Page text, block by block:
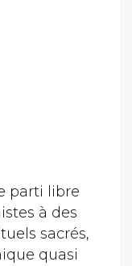
parti libre
à des
sacrés,
quasi